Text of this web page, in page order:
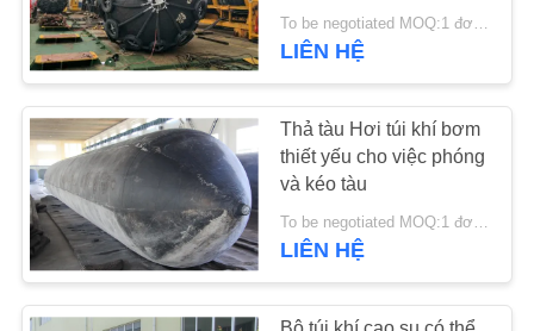
vệ cấu trúc tàu biển
LIÊN HỆ
Thả tàu Hơi túi khí bơm
thiết yếu cho việc phóng
và kéo tàu
LIÊN HỆ